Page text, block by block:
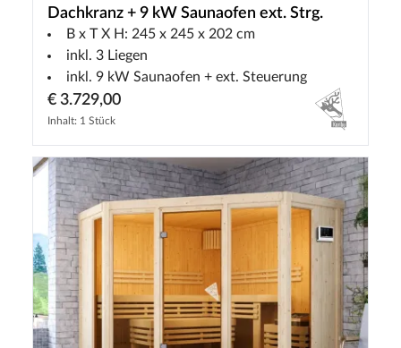
Dachkranz + 9 kW Saunaofen ext. Strg.
B x T X H: 245 x 245 x 202 cm
inkl. 3 Liegen
inkl. 9 kW Saunaofen + ext. Steuerung
€ 3.729,00
Inhalt: 1 Stück